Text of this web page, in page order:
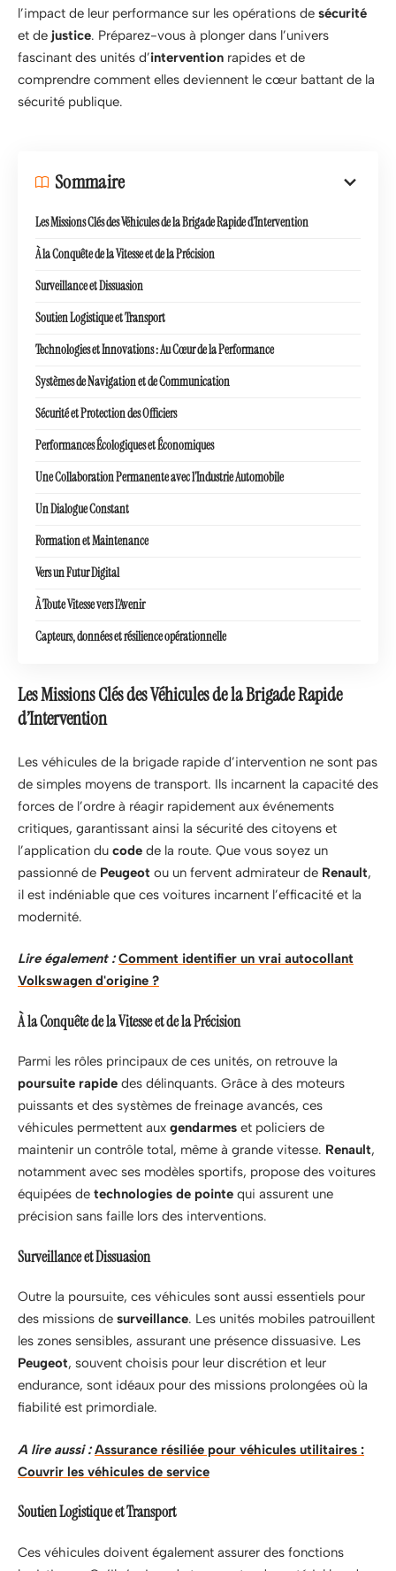
l’impact de leur performance sur les opérations de sécurité
et de justice. Préparez-vous à plonger dans l’univers
fascinant des unités d’intervention rapides et de
comprendre comment elles deviennent le cœur battant de la
sécurité publique.
Sommaire
Les Missions Clés des Véhicules de la Brigade Rapide d’Intervention
À la Conquête de la Vitesse et de la Précision
Surveillance et Dissuasion
Soutien Logistique et Transport
Technologies et Innovations : Au Cœur de la Performance
Systèmes de Navigation et de Communication
Sécurité et Protection des Officiers
Performances Écologiques et Économiques
Une Collaboration Permanente avec l’Industrie Automobile
Un Dialogue Constant
Formation et Maintenance
Vers un Futur Digital
À Toute Vitesse vers l’Avenir
Capteurs, données et résilience opérationnelle
Les Missions Clés des Véhicules de la Brigade Rapide
d’Intervention
Les véhicules de la brigade rapide d’intervention ne sont pas
de simples moyens de transport. Ils incarnent la capacité des
forces de l’ordre à réagir rapidement aux événements
critiques, garantissant ainsi la sécurité des citoyens et
l’application du code de la route. Que vous soyez un
passionné de Peugeot ou un fervent admirateur de Renault,
il est indéniable que ces voitures incarnent l’efficacité et la
modernité.
Lire également : Comment identifier un vrai autocollant
Volkswagen d'origine ?
À la Conquête de la Vitesse et de la Précision
Parmi les rôles principaux de ces unités, on retrouve la
poursuite rapide des délinquants. Grâce à des moteurs
puissants et des systèmes de freinage avancés, ces
véhicules permettent aux gendarmes et policiers de
maintenir un contrôle total, même à grande vitesse. Renault,
notamment avec ses modèles sportifs, propose des voitures
équipées de technologies de pointe qui assurent une
précision sans faille lors des interventions.
Surveillance et Dissuasion
Outre la poursuite, ces véhicules sont aussi essentiels pour
des missions de surveillance. Les unités mobiles patrouillent
les zones sensibles, assurant une présence dissuasive. Les
Peugeot, souvent choisis pour leur discrétion et leur
endurance, sont idéaux pour des missions prolongées où la
fiabilité est primordiale.
A lire aussi : Assurance résiliée pour véhicules utilitaires :
Couvrir les véhicules de service
Soutien Logistique et Transport
Ces véhicules doivent également assurer des fonctions